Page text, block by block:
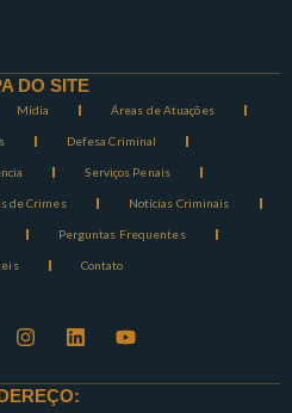
DO SITE
Mídia Áreas de Atuações
Defesa Criminal
Serviços Penais
de Crimes Notícias Criminais
Perguntas Frequentes
Contato